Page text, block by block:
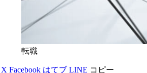
転職
X Facebook はてブ LINE コピー